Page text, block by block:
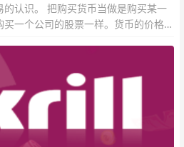
认识。 把购买货币当做是购买某一
一个公司的股票一样。货币的价格直